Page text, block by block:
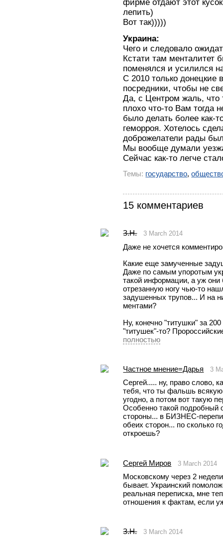
фирме отдают этот
лепить)
Вот так)))))
Украина:
Чего и следовало
Кстати там менталитет
поменялся и усилился
С 2010 только донецкие
посредники, чтобы не
Да, с Центром жаль, что
плохо что-то Вам тогда
было делать более как-
геморроя. Хотелось
доброжелатели рады
Мы вообще думали
Сейчас как-то легче
Темы: государство,
15 комментариев
З.Н. 3 March 2014
Даже не хочется
Какие еще замученные
Даже по самым упоротым
такой информации, а уж они
отрезанную ногу чью-то
задушенных трупов... И на
ментами?
Ну, конечно "титушки" за
"титушек"-то?
полностью
Частное мнение=Дарья 3
Сергей..... ну, право слово,
тебя, что ты фальшь
угодно, а потом вот такую
Особенно такой подробный
стороны... в БИЗНЕС-
обеих сторон... по сколько
откроешь?
Сергей Миров 3 March 2014
Московскому через 2
бывает. Украинский
реальная переписка, мне
отношения к фактам, если
З.Н. 3 March 2014